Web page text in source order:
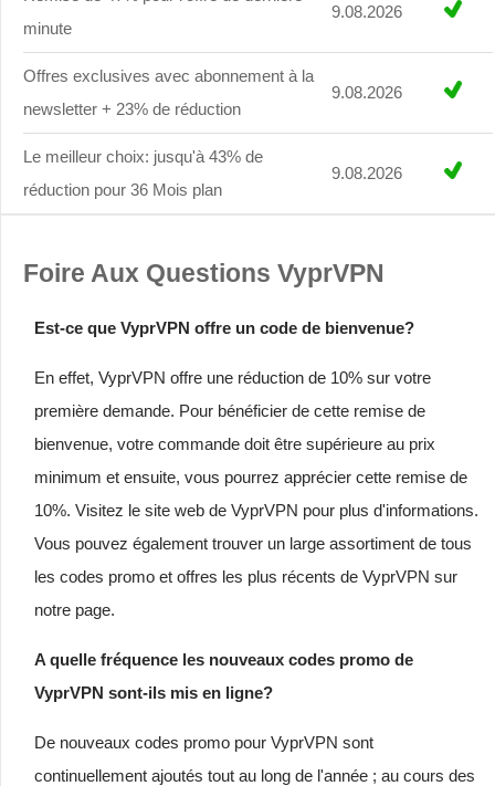
minute
9.08.2026
Offres exclusives avec abonnement à la
newsletter + 23% de réduction
9.08.2026
Le meilleur choix: jusqu'à 43% de
réduction pour 36 Mois plan
9.08.2026
Foire Aux Questions VyprVPN
Est-ce que VyprVPN offre un code de bienvenue?
En effet, VyprVPN offre une réduction de 10% sur votre
première demande. Pour bénéficier de cette remise de
bienvenue, votre commande doit être supérieure au prix
minimum et ensuite, vous pourrez apprécier cette remise de
10%. Visitez le site web de VyprVPN pour plus d'informations.
Vous pouvez également trouver un large assortiment de tous
les codes promo et offres les plus récents de VyprVPN sur
notre page.
A quelle fréquence les nouveaux codes promo de
VyprVPN sont-ils mis en ligne?
De nouveaux codes promo pour VyprVPN sont
continuellement ajoutés tout au long de l'année ; au cours des